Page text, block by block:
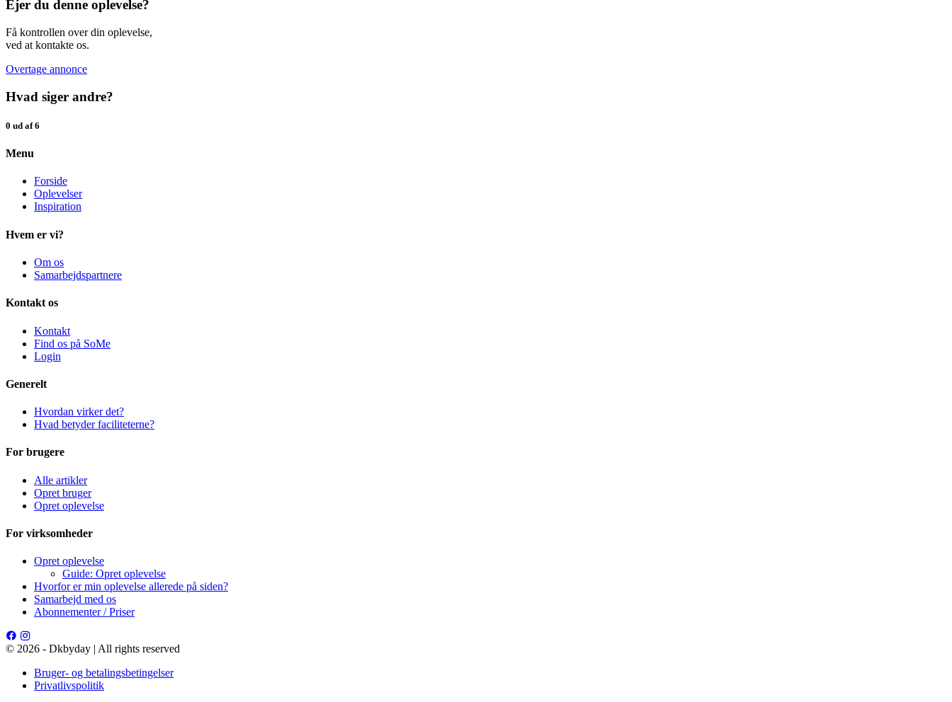
Ejer du denne oplevelse?
Få kontrollen over din oplevelse,
ved at kontakte os.
Overtage annonce
Hvad siger andre?
0 ud af 6
Menu
Forside
Oplevelser
Inspiration
Hvem er vi?
Om os
Samarbejdspartnere
Kontakt os
Kontakt
Find os på SoMe
Login
Generelt
Hvordan virker det?
Hvad betyder faciliteterne?
For brugere
Alle artikler
Opret bruger
Opret oplevelse
For virksomheder
Opret oplevelse
Guide: Opret oplevelse
Hvorfor er min oplevelse allerede på siden?
Samarbejd med os
Abonnementer / Priser
© 2026 - Dkbyday | All rights reserved
Bruger- og betalingsbetingelser
Privatlivspolitik